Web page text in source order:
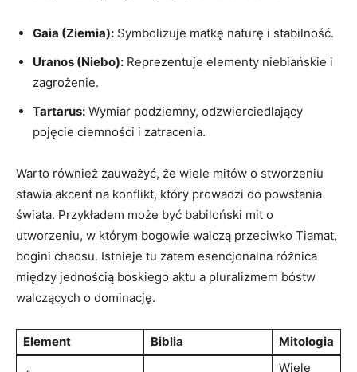
Gaia (Ziemia): Symbolizuje matkę naturę i stabilność.
Uranos (Niebo): Reprezentuje elementy niebiańskie i
zagrożenie.
Tartarus: Wymiar podziemny, odzwierciedlający
pojęcie ciemności i zatracenia.
Warto również zauważyć, że wiele mitów o stworzeniu
stawia akcent na konflikt, który prowadzi do powstania
świata. Przykładem może być babiloński mit o
utworzeniu, w którym bogowie walczą przeciwko Tiamat,
bogini chaosu. Istnieje tu zatem esencjonalna różnica
między jednością boskiego aktu a pluralizmem bóstw
walczących o dominację.
Element Biblia Mitologia
Wiele